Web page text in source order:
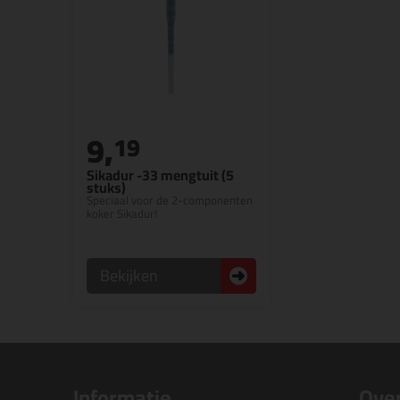
Sikadur -33 mengtuit (5
stuks)
Speciaal voor de 2-componenten
9,19